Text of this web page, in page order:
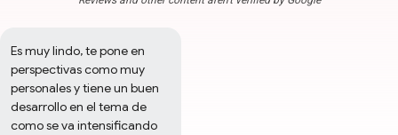
Es muy lindo, te pone en
perspectivas como muy
personales y tiene un buen
desarrollo en el tema de
como se va intensificando